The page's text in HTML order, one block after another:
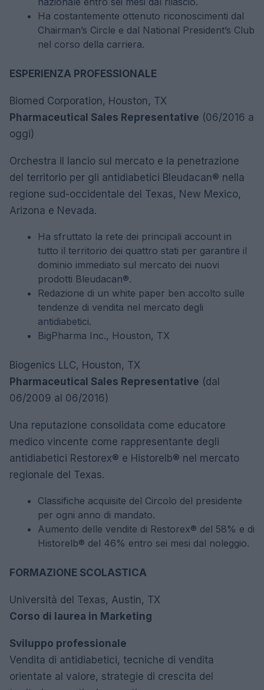
Ha costantemente ottenuto riconoscimenti dal
Chairman’s Circle e dal National President’s Club
nel corso della carriera.
ESPERIENZA PROFESSIONALE
Biomed Corporation, Houston, TX
Pharmaceutical Sales Representative (06/2016 a
oggi)
Orchestra il lancio sul mercato e la penetrazione
del territorio per gli antidiabetici Bleudacan® nella
regione sud-occidentale del Texas, New Mexico,
Arizona e Nevada.
Ha sfruttato la rete dei principali account in
tutto il territorio dei quattro stati per garantire il
dominio immediato sul mercato dei nuovi
prodotti Bleudacan®.
Redazione di un white paper ben accolto sulle
tendenze di vendita nel mercato degli
antidiabetici.
BigPharma Inc., Houston, TX
Biogenics LLC, Houston, TX
Pharmaceutical Sales Representative (dal
06/2009 al 06/2016)
Una reputazione consolidata come educatore
medico vincente come rappresentante degli
antidiabetici Restorex® e Historelb® nel mercato
regionale del Texas.
Classifiche acquisite del Circolo del presidente
per ogni anno di mandato.
Aumento delle vendite di Restorex® del 58% e di
Historelb® del 46% entro sei mesi dal noleggio.
FORMAZIONE SCOLASTICA
Università del Texas, Austin, TX
Corso di laurea in Marketing
Sviluppo professionale
Vendita di antidiabetici, tecniche di vendita
orientate al valore, strategie di crescita del